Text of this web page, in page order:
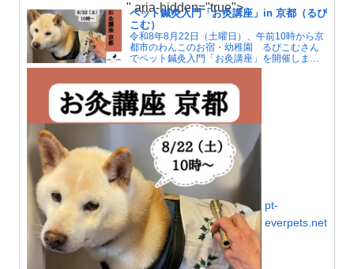
ペット鍼灸入門「お灸講座」in 京都（るぴ
こむ）
令和8年8月22日（土曜日）、午前10時から京
都市のわんこのお宿・幼稚園 るぴこむさん
でペット鍼灸入門「お灸講座」を開催しま
す。夏はエアコンによる冷えで人もペットも
自律神経が傷みがちです。お灸で血行をよく
して冷えを解消しましょう。
pt-
everpets.net
" aria-hidden="true">